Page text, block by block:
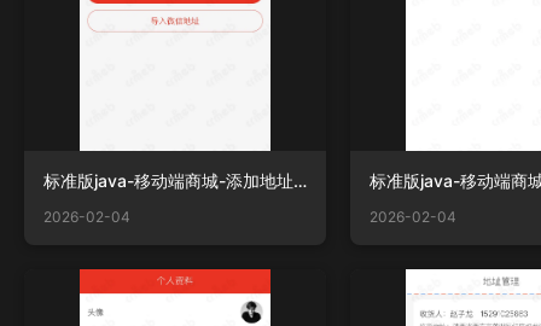
标准版java-移动端商城-添加地址.png
2026-02-04 2026-02-04